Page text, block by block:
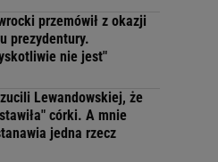
przemówił z okazji
prezydentury.
nie jest"
Lewandowskiej, że
córki. A mnie
jedna rzecz